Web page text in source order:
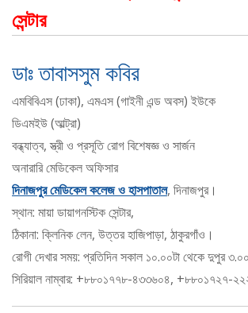
সেন্টার
ডাঃ তাবাসসুম কবির
এমবিবিএস (ঢাকা), এমএস (গাইনী এন্ড অবস) ইউকে
ডিএমইউ (আল্ট্রা)
বন্ধ্যাত্ব, স্ত্রী ও প্রসূতি রোগ বিশেষজ্ঞ ও সার্জন
অনারারি মেডিকেল অফিসার
দিনাজপুর মেডিকেল কলেজ ও হাসপাতাল, দিনাজপুর।
স্থান: মায়া ডায়াগনস্টিক সেন্টার,
ঠিকানা: ক্লিনিক লেন, উত্তর হাজিপাড়া, ঠাকুরগাঁও।
রোগী দেখার সময়: প্রতিদিন সকাল ১০.০০টা থেকে দুপুর
সিরিয়াল নাম্বার: +৮৮০১৭৭৮-৪৩৩৬০৪, +৮৮০১৭২৭-